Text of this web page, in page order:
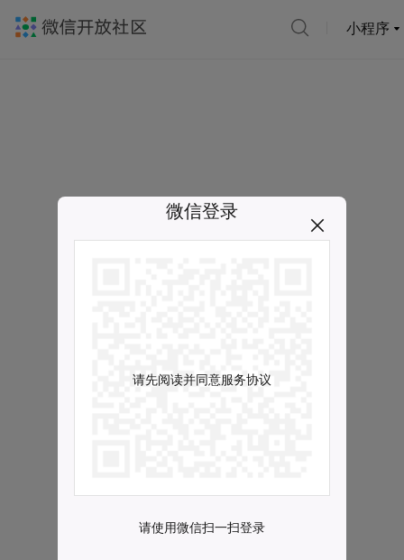
小程序
微信登录
请先阅读并同意服务协议
请使用微信扫一扫登录